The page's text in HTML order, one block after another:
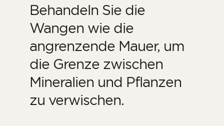
Behandeln Sie die
Wangen wie die
angrenzende Mauer, um
die Grenze zwischen
Mineralien und Pflanzen
zu verwischen.